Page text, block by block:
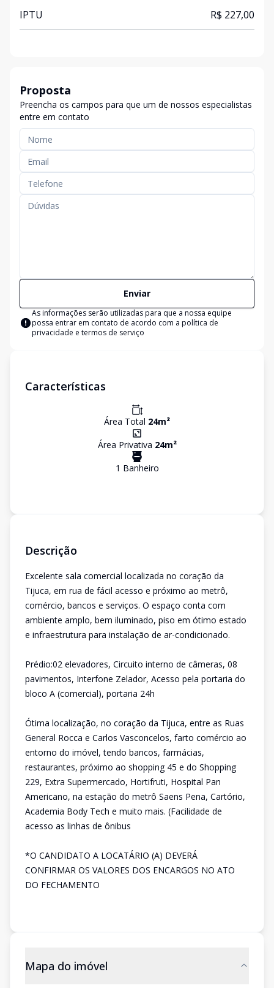
IPTU R$ 227,00
Proposta
Preencha os campos para que um de nossos especialistas
entre em contato
Enviar
As informações serão utilizadas para que a nossa equipe
possa entrar em contato de acordo com a política de
privacidade e termos de serviço
Características
Área Total 24m²
Área Privativa 24m²
1 Banheiro
Descrição
Excelente sala comercial localizada no coração da
Tijuca, em rua de fácil acesso e próximo ao metrô,
comércio, bancos e serviços. O espaço conta com
ambiente amplo, bem iluminado, piso em ótimo estado
e infraestrutura para instalação de ar-condicionado.
Prédio:02 elevadores, Circuito interno de câmeras, 08
pavimentos, Interfone Zelador, Acesso pela portaria do
bloco A (comercial), portaria 24h
Ótima localização, no coração da Tijuca, entre as Ruas
General Rocca e Carlos Vasconcelos, farto comércio ao
entorno do imóvel, tendo bancos, farmácias,
restaurantes, próximo ao shopping 45 e do Shopping
229, Extra Supermercado, Hortifruti, Hospital Pan
Americano, na estação do metrô Saens Pena, Cartório,
Academia Body Tech e muito mais. (Facilidade de
acesso as linhas de ônibus
*O CANDIDATO A LOCATÁRIO (A) DEVERÁ
CONFIRMAR OS VALORES DOS ENCARGOS NO ATO
DO FECHAMENTO
Mapa do imóvel